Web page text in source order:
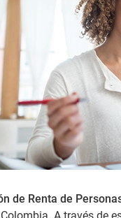
de Renta de